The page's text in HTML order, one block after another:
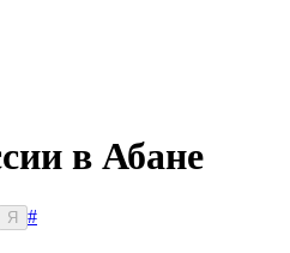
в Абане
Я
#